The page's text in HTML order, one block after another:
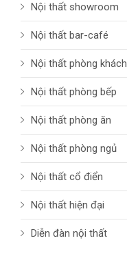
Nội thất showroom
Nội thất bar-café
Nội thất phòng khách
Nội thất phòng bếp
Nội thất phòng ăn
Nội thất phòng ngủ
Nội thất cổ điển
Nội thất hiện đại
Diễn đàn nội thất